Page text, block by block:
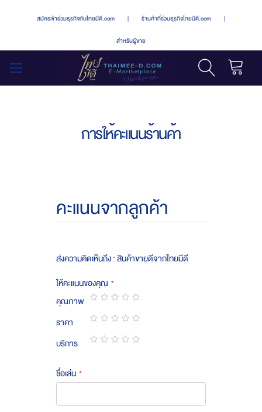
สมัครเข้าร่วมธุรกิจกับไทยมีดี.com | ร้านค้าที่ร่วมธุรกิจไทยมีดี.com |
สำหรับผู้ขาย
การให้คะแนนร้านค้า
คะแนนจากลูกค้า
ส่งความคิดเห็นถึง : สินค้าขายดีจากไทยมีดี
ให้คะแนนของคุณ
คุณภาพ
1
star
2
stars
3
stars
4
stars
5
stars
ราคา
1
star
2
stars
3
stars
4
stars
5
stars
บริการ
ชื่อเล่น